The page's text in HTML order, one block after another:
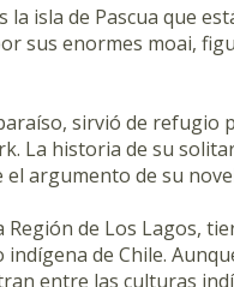
isla de Pascua que
sus enormes moai,
sirvió de refugio
La historia de su
argumento de su
de Los Lagos,
de Chile.
entre las culturas